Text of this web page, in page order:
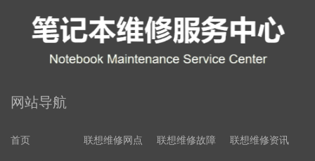
网站导航
首页 联想维修网点 联想维修故障 联想维修资讯